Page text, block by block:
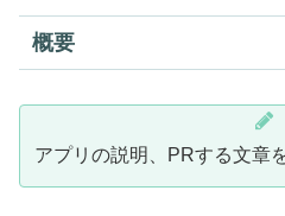
概要
アプリの説明、PRする文章